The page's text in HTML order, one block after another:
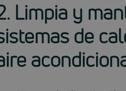
Limpia y
de